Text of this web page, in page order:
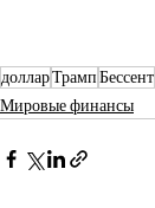
долларТрампБессент
Мировые финансы